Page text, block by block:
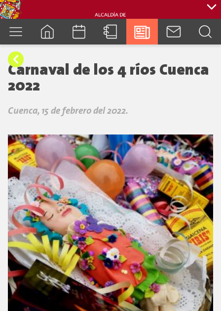
Carnaval de los 4 ríos Cuenca
2022
Cuenca, 15 de febrero del 2022.